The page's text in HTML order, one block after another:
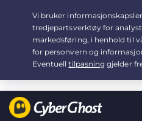
Your choice: The Best Dealfor
/